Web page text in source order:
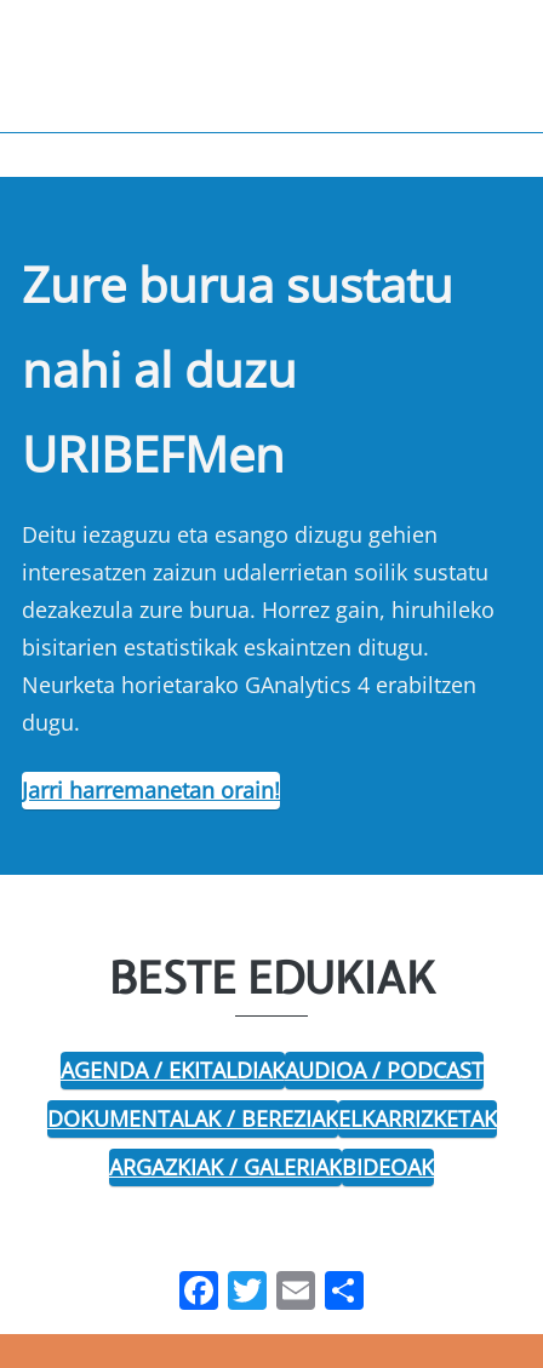
Zure burua sustatu
nahi al duzu
URIBEFMen
Deitu iezaguzu eta esango dizugu gehien
interesatzen zaizun udalerrietan soilik sustatu
dezakezula zure burua. Horrez gain, hiruhileko
bisitarien estatistikak eskaintzen ditugu.
Neurketa horietarako GAnalytics 4 erabiltzen
dugu.
Jarri harremanetan orain!
BESTE EDUKIAK
AGENDA / EKITALDIAKAUDIOA / PODCAST
DOKUMENTALAK / BEREZIAKELKARRIZKETAK
ARGAZKIAK / GALERIAKBIDEOAK
Facebook
Twitter
Email